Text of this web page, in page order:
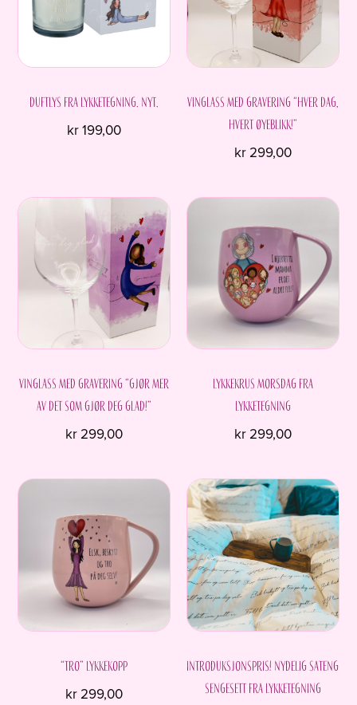
Duftlys fra Lykketegning. Nyt.
kr199,00
Vinglass med gravering “Hver dag,
hvert øyeblikk!”
kr299,00
Vinglass med gravering “Gjør mer
av det som gjør deg glad!”
kr 299,00
Lykkekrus Morsdag fra
Lykketegning
kr299,00
“Tro” Lykkekopp
kr 299,00
Introduksjonspris! Nydelig sateng
sengesett fra Lykketegning